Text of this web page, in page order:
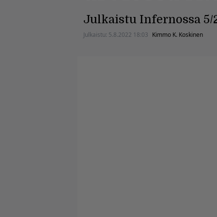
Julkaistu Infernossa 5/
Julkaistu: 5.8.2022 18:03 Kimmo K. Koskinen